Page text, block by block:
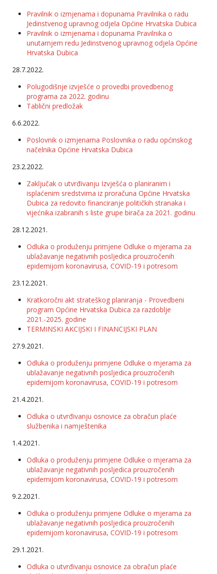
Pravilnik o izmjenama i dopunama Pravilnika o radu
Jedinstvenog upravnog odjela Općine Hrvatska Dubica
Pravilnik o izmjenama i dopunama Pravilnika o
unutarnjem redu Jedinstvenog upravnog odjela Općine
Hrvatska Dubica
28.7.2022.
Polugodišnje izvješće o provedbi provedbenog
programa za 2022. godinu
Tablični predložak
6.6.2022.
Poslovnik o izmjenama Poslovnika o radu općinskog
načelnika Općine Hrvatska Dubica
23.2.2022.
Zaključak o utvrđivanju Izvješća o planiranim i
isplaćenim sredstvima iz proračuna Općine Hrvatska
Dubica za redovito financiranje političkih stranaka i
vijećnika izabranih s liste grupe birača za 2021. godinu
28.12.2021.
Odluka o produženju primjene Odluke o mjerama za
ublažavanje negativnih posljedica prouzročenih
epidemijom koronavirusa, COVID-19 i potresom
23.12.2021.
Kratkoročni akt strateškog planiranja - Provedbeni
program Općine Hrvatska Dubica za razdoblje
2021.-2025. godine
TERMINSKI AKCIJSKI I FINANCIJSKI PLAN
27.9.2021.
Odluka o produženju primjene Odluke o mjerama za
ublažavanje negativnih posljedica prouzročenih
epidemijom koronavirusa, COVID-19 i potresom
21.4.2021.
Odluka o utvrđivanju osnovice za obračun plaće
službenika i namještenika
1.4.2021.
Odluka o produženju primjene Odluke o mjerama za
ublažavanje negativnih posljedica prouzročenih
epidemijom koronavirusa, COVID-19 i potresom
9.2.2021.
Odluka o produženju primjene Odluke o mjerama za
ublažavanje negativnih posljedica prouzročenih
epidemijom koronavirusa, COVID-19 i potresom
29.1.2021.
Odluka o utvrđivanju osnovice za obračun plaće